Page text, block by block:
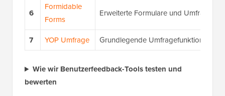
6
Formidable
Forms
Erweiterte Formulare und Umfragen
7 YOP Umfrage Grundlegende Umfragefunktionalität
Wie wir Benutzerfeedback-Tools testen und
bewerten